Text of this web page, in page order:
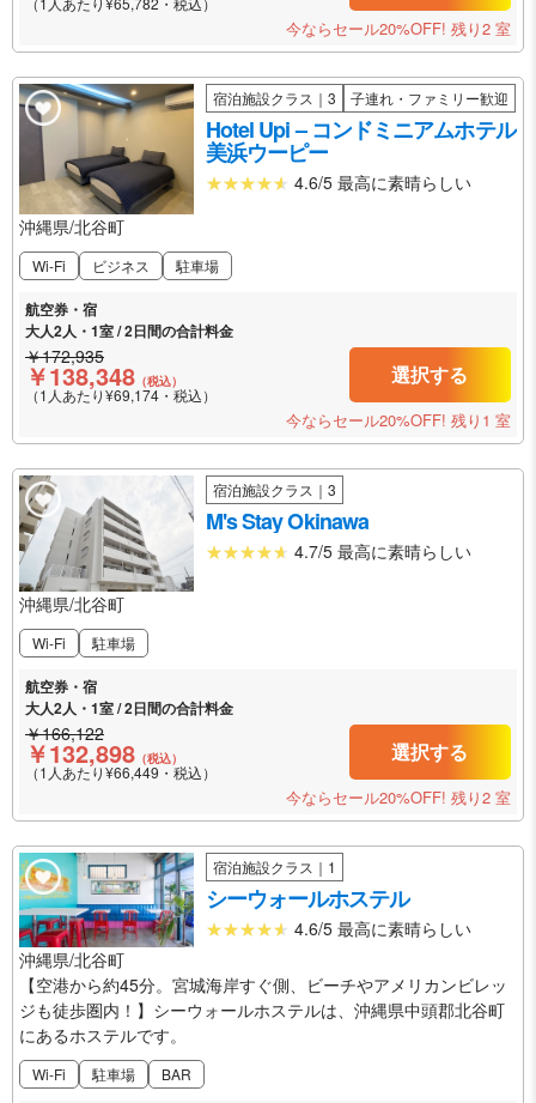
今ならセール20%OFF! 残り2 室
宿泊施設クラス｜3 子連れ・ファミリー歓迎
Hotel Upi – コンドミニアムホテル
美浜ウーピー
4.6/5 最高に素晴らしい
沖縄県/北谷町
Wi-Fi ビジネス 駐車場
航空券・宿
大人2人・1室 / 2日間の合計料金
￥172,935
￥138,348 （税込）
（1人あたり¥69,174・税込）
選択する
今ならセール20%OFF! 残り1 室
宿泊施設クラス｜3
M's Stay Okinawa
4.7/5 最高に素晴らしい
沖縄県/北谷町
Wi-Fi 駐車場
航空券・宿
大人2人・1室 / 2日間の合計料金
￥166,122
￥132,898 （税込）
（1人あたり¥66,449・税込）
選択する
今ならセール20%OFF! 残り2 室
宿泊施設クラス｜1
シーウォールホステル
4.6/5 最高に素晴らしい
沖縄県/北谷町
【空港から約45分。宮城海岸すぐ側、ビーチやアメリカンビレッ
ジも徒歩圏内！】シーウォールホステルは、沖縄県中頭郡北谷町
にあるホステルです。
Wi-Fi 駐車場 BAR